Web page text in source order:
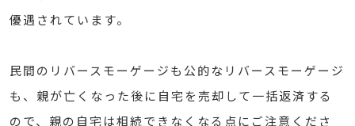
優遇されています。
民間のリバースモーゲージも公的なリバースモーゲージ
も、親が亡くなった後に自宅を売却して一括返済する
ので、親の自宅は相続できなくなる点にご注意くださ